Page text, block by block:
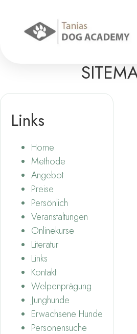
Links
Home
Methode
Angebot
Preise
Persönlich
Veranstaltungen
Onlinekurse
Literatur
Links
Kontakt
Welpenprägung
Junghunde
Erwachsene Hunde
Personensuche